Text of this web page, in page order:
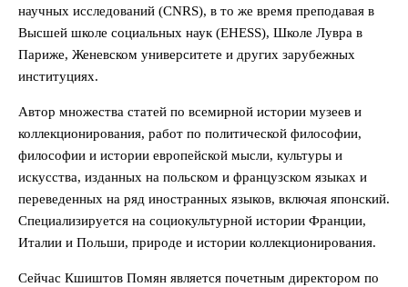
научных исследований (CNRS), в то же время преподавая в
Высшей школе социальных наук (EHESS), Школе Лувра в
Париже, Женевском университете и других зарубежных
институциях.
Автор множества статей по всемирной истории музеев и
коллекционирования, работ по политической философии,
философии и истории европейской мысли, культуры и
искусства, изданных на польском и французском языках и
переведенных на ряд иностранных языков, включая японский.
Специализируется на социокультурной истории Франции,
Италии и Польши, природе и истории коллекционирования.
Сейчас Кшиштов Помян является почетным директором по